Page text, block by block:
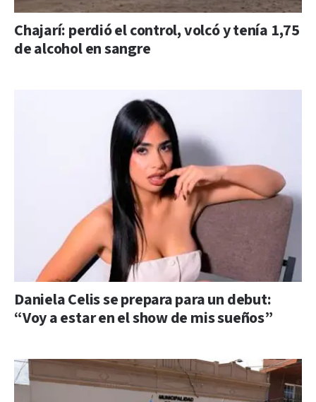
Chajarí: perdió el control, volcó y tenía 1,75
de alcohol en sangre
Daniela Celis se prepara para un debut:
“Voy a estar en el show de mis sueños”